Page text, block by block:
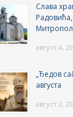
Слава
август 4,
„Ђедов
августа
август 2,